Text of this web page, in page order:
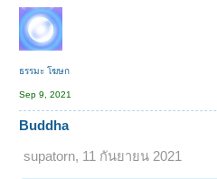
ธรรมะ โฆษก
Sep 9, 2021
Buddha
supatorn, 11 กันยายน 2021